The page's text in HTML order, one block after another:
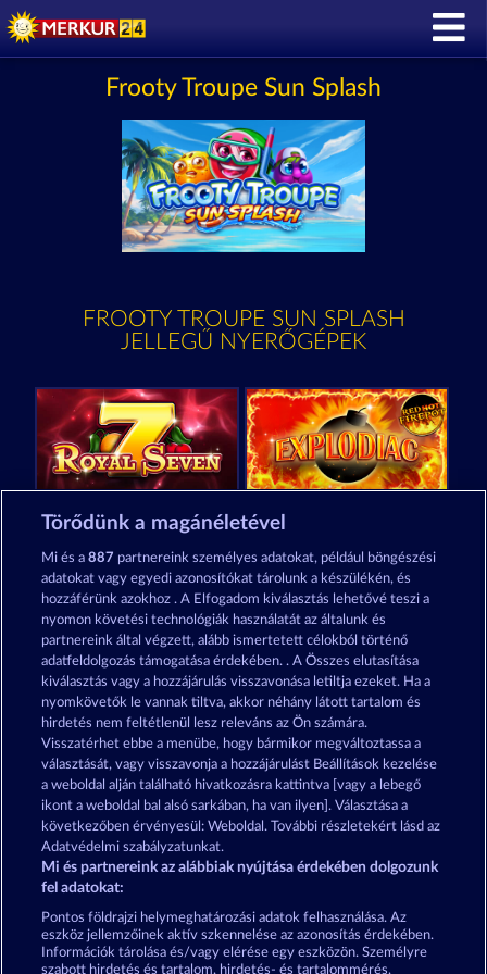
Frooty Troupe Sun Splash
FROOTY TROUPE SUN SPLASH
JELLEGŰ NYERŐGÉPEK
Royal Seven
Total Eclipse Fancy Fruits RoAR
Részvételi feltételek
Adatkezelési tájékoztató Impresszum
A cég GYIK
Törődünk a magánéletével
Mi és a887 partnereink személyes adatokat, például böngészési
adatokat vagy egyedi azonosítókat tárolunk a készülékén, és
hozzáférünk azokhoz . A Elfogadom kiválasztás lehetővé teszi a
nyomon követési technológiák használatát az általunk és
partnereink által végzett, alább ismertetett célokból történő
adatfeldolgozás támogatása érdekében. . A Összes elutasítása
kiválasztás vagy a hozzájárulás visszavonása letiltja ezeket. Ha a
nyomkövetők le vannak tiltva, akkor néhány látott tartalom és
hirdetés nem feltétlenül lesz releváns az Ön számára.
Visszatérhet ebbe a menübe, hogy bármikor megváltoztassa a
választását, vagy visszavonja a hozzájárulást Beállítások kezelése
a weboldal alján található hivatkozásra kattintva [vagy a lebegő
ikont a weboldal bal alsó sarkában, ha van ilyen]. Választása a
következőben érvényesül: Weboldal. További részletekért lásd az
Adatvédelmi szabályzatunkat.
Mi és partnereink az alábbiak nyújtása érdekében dolgozunk
fel adatokat:
Pontos földrajzi helymeghatározási adatok felhasználása. Az
eszköz jellemzőinek aktív szkennelése az azonosítás érdekében.
Információk tárolása és/vagy elérése egy eszközön. Személyre
szabott hirdetés és tartalom, hirdetés- és tartalommérés,